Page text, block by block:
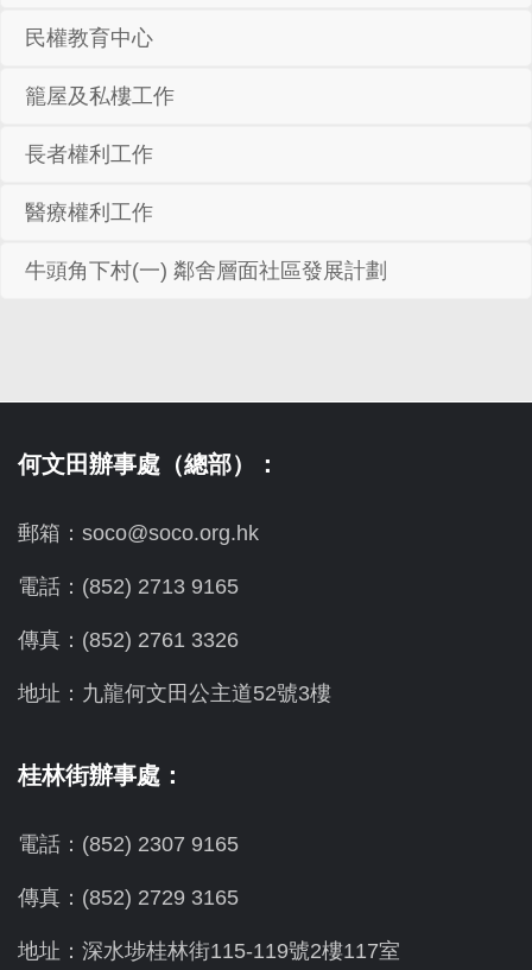
民權教育中心
籠屋及私樓工作
長者權利工作
醫療權利工作
牛頭角下村(一) 鄰舍層面社區發展計劃
何文田辦事處（總部）：
郵箱：soco@soco.org.hk
電話：(852) 2713 9165
傳真：(852) 2761 3326
地址：九龍何文田公主道52號3樓
桂林街辦事處：
電話：(852) 2307 9165
傳真：(852) 2729 3165
地址：深水埗桂林街115-119號2樓117室